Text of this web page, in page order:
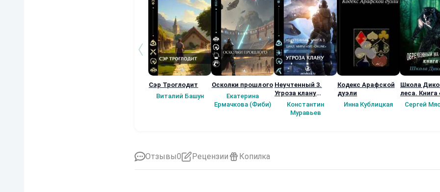
Сэр Троглодит
Виталий Башун
Осколки прошлого
Екатерина
Ермачкова (Фиби)
Неучтенный 3.
Угроза клану
(Альтернативное
продолжение)
Константин
Муравьев
Кодекс Арафской
дуэли
Инна Кублицкая
Школа
леса. Книга
Сергей
Отзывы0 Рецензии Копилка